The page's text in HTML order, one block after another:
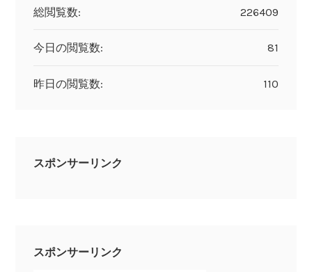
226409
総閲覧数:
81
今日の閲覧数:
110
昨日の閲覧数:
スポンサーリンク
スポンサーリンク